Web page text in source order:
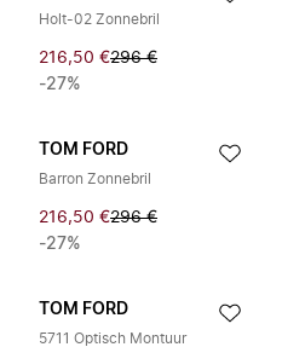
Holt-02 Zonnebril
216,50 €296 €
-27%
TOM FORD
Barron Zonnebril
216,50 €296 €
-27%
TOM FORD
5711 Optisch Montuur